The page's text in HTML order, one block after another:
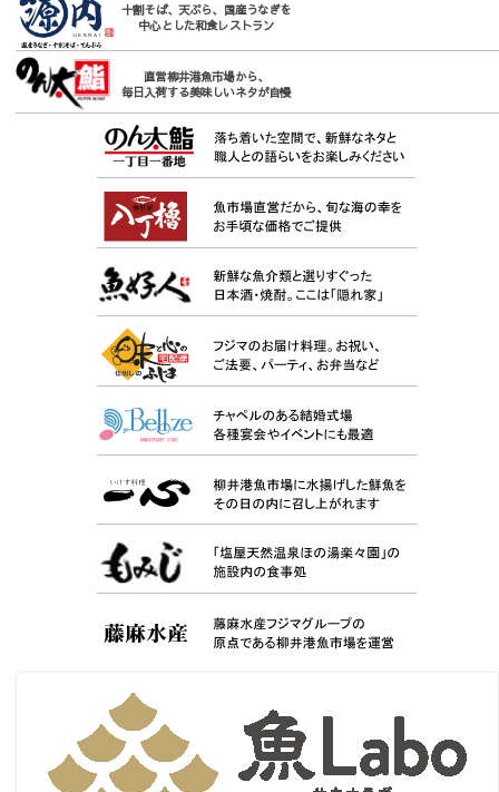
十割そば、天ぷら、国産うなぎを
中心とした和食レストラン
直営柳井港魚市場から、
毎日入荷する美味しいネタが自慢